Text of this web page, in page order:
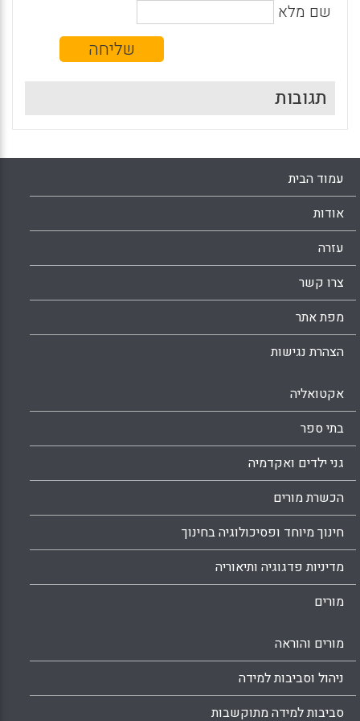
שם מלא
תגובות
עמוד הבית
אודות
עזרה
צרו קשר
מפת אתר
הצהרת נגישות
אקטואליה
בתי ספר
גני ילדים ואקדמיה
הכשרת מורים
חינוך מיוחד ופסיכולוגיה בחינוך
מדיניות פדגוגיה ותיאוריה
מורים
מורים והוראה
ניהול וסביבות למידה
סביבות למידה מתוקשבות